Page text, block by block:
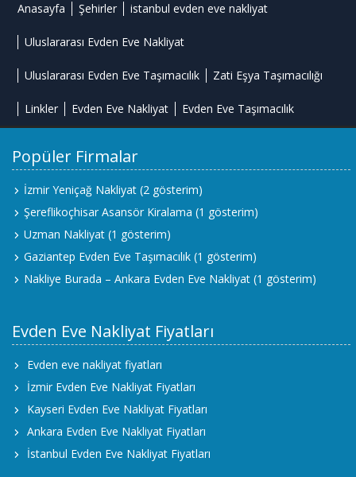
Anasayfa Şehirler istanbul evden eve nakliyat
Uluslararası Evden Eve Nakliyat
Uluslararası Evden Eve Taşımacılık Zati Eşya Taşımacılığı
Linkler Evden Eve Nakliyat Evden Eve Taşımacılık
Popüler Firmalar
İzmir Yeniçağ Nakliyat (2 gösterim)
Şereflikoçhisar Asansör Kiralama (1 gösterim)
Uzman Nakliyat (1 gösterim)
Gaziantep Evden Eve Taşımacılık (1 gösterim)
Nakliye Burada – Ankara Evden Eve Nakliyat (1 gösterim)
Evden Eve Nakliyat Fiyatları
Evden eve nakliyat fiyatları
İzmir Evden Eve Nakliyat Fiyatları
Kayseri Evden Eve Nakliyat Fiyatları
Ankara Evden Eve Nakliyat Fiyatları
İstanbul Evden Eve Nakliyat Fiyatları